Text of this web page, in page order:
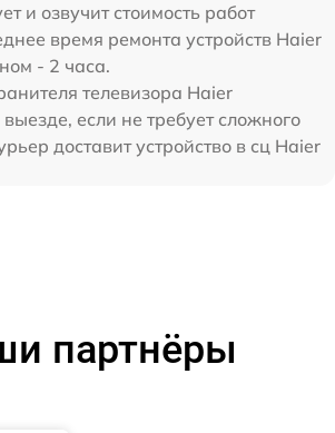
и озвучит стоимость работ
время ремонта устройств Haier
- 2 часа.
телевизора Haier
если не требует сложного
доставит устройство в сц Haier
партнёры